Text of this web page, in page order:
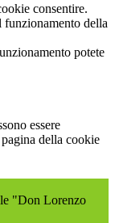
consentire.
funzionamento della
potete
essere
della cookie
"Don Lorenzo